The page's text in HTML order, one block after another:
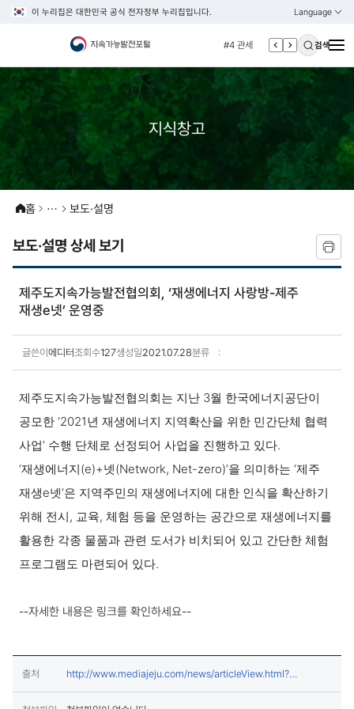
이 누리집은 대한민국 공식 전자정부 누리집입니다. Language
열기
KOREAN
ENGLISH
#4 관세
#5 esg
#7 un
검색
지식창고
홈 보도·설명
보도·설명 상세 보기
제주도지속가능발전협의회, ‘재생에너지 사랑방-제주
재생e넷’ 운영중
글쓴이에디터조회수127생성일2021.07.28분류
제주도지속가능발전협의회는 지난 3월 한국에너지공단이
공모한 ‘2021년 재생에너지 지역확산을 위한 민간단체 협력
사업’ 수행 단체로 선정되어 사업을 진행하고 있다.
‘재생에너지(e)+넷(Network, Net-zero)’을 의미하는 ‘제주
재생e넷’은 지역주민의 재생에너지에 대한 인식을 확산하기
위해 전시, 교육, 체험 등을 운영하는 공간으로 재생에너지를
활용한 각종 물품과 관련 도서가 비치되어 있고 간단한 체험
프로그램도 마련되어 있다.
--자세한 내용은 링크를 확인하세요--
출처
http://www.mediajeju.com/news/articleView.html?